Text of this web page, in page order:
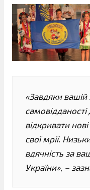
«Завдяки вашій
відкривати
свої мрії.
вдячність за
України», –